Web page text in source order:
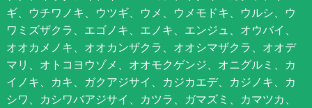
ギ、ウチワノキ、ウツギ、ウメ、ウメモドキ、ウルシ、ウ
ワミズザクラ、エゴノキ、エノキ、エンジュ、オウバイ、
オオカメノキ、オオカンザクラ、オオシマザクラ、オオデ
マリ、オトコヨウゾメ、オオモクゲンジ、オニグルミ、カ
イノキ、カキ、ガクアジサイ、カジカエデ、カジノキ、カ
シワ、カシワバアジサイ、カツラ、ガマズミ、カマツカ、